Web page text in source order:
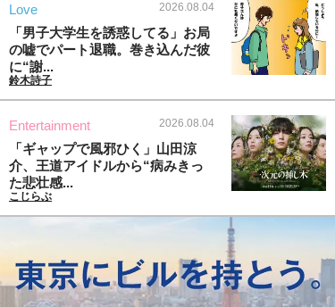
Love 2026.08.04
「男子大学生を誘惑してる」お局
の嘘でパート退職。巻き込んだ彼
に“謝...
鈴木詩子
Entertainment 2026.08.04
「ギャップで風邪ひく」山田涼
介、王道アイドルから“病みきっ
た悲壮感...
こじらぶ